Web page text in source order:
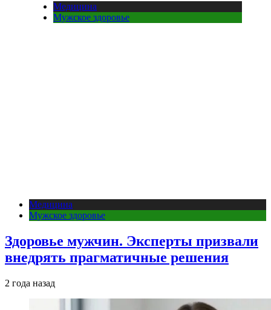
Медицина
Мужское здоровье
Медицина
Мужское здоровье
Здоровье мужчин. Эксперты призвали
внедрять прагматичные решения
2 года назад